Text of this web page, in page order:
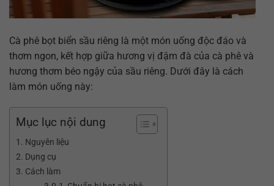
Cà phê bọt biển sầu riêng là một món uống độc đáo và
thơm ngon, kết hợp giữa hương vị đậm đà của cà phê và
hương thơm béo ngậy của sầu riêng. Dưới đây là cách
làm món uống này:
Mục lục nội dung
Nguyên liệu
Dụng cụ
Cách làm